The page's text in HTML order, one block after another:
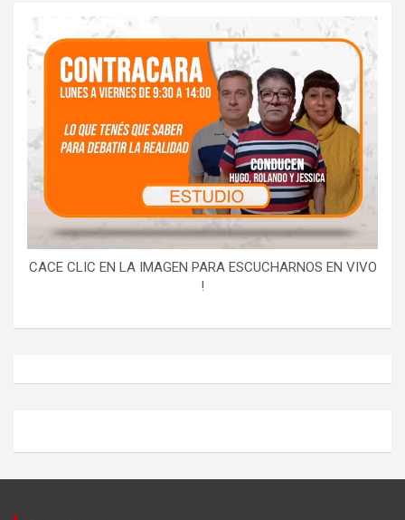
CACE CLIC EN LA IMAGEN PARA ESCUCHARNOS EN VIVO
!